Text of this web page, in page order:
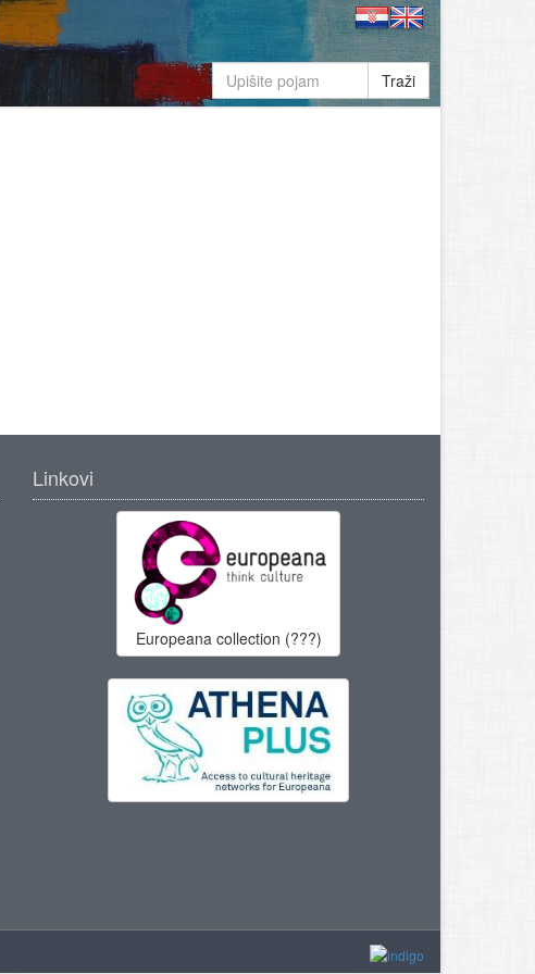
Traži
Linkovi
Europeana collection (???)